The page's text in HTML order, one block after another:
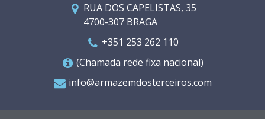
RUA DOS CAPELISTAS, 35
4700-307 BRAGA
+351 253 262 110
(Chamada rede fixa nacional)
info@armazemdosterceiros.com